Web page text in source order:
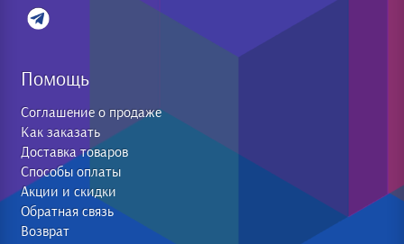
Помощь
Соглашение о продаже
Как заказать
Доставка товаров
Способы оплаты
Акции и скидки
Обратная связь
Возврат